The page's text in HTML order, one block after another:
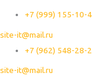
+7 (999) 155-10-
site-it@mail.ru
+7 (962) 548-28-
site-it@mail.ru